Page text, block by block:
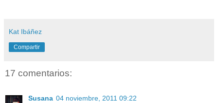
Kat Ibáñez
Compartir
17 comentarios:
Susana 04 noviembre, 2011 09:22